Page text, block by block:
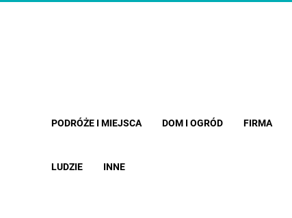
PODRÓŻE I MIEJSCA DOM I OGRÓD FIRMA
LUDZIE INNE